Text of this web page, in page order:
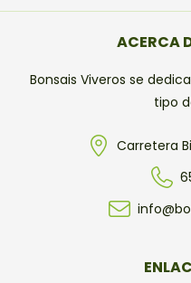
ACERCA
Bonsais Viveros se
tipo
Carretera